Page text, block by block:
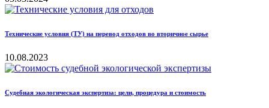
Технические условия (ТУ) на перевод отходов во вторичное сырье
10.08.2023
Судебная экологическая экспертиза: цели, процедура и стоимость